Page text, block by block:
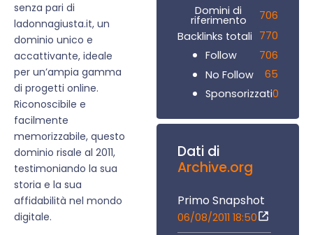
senza pari di
ladonnagiusta.it, un
dominio unico e
accattivante, ideale
per un’ampia gamma
di progetti online.
Riconoscibile e
facilmente
memorizzabile, questo
dominio risale al 2011,
testimoniando la sua
storia e la sua
affidabilità nel mondo
digitale.
Domini di
riferimento
706
Backlinks totali 770
Follow
706
No Follow
65
Sponsorizzati0
Dati di
Archive.org
Primo Snapshot
06/08/2011 18:50